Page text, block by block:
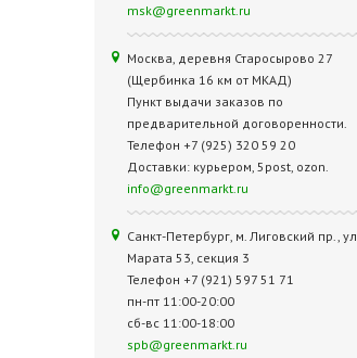
msk@greenmarkt.ru
Москва, деревня Старосырово 27
(Щербинка 16 км от МКАД)
Пункт выдачи заказов по
предварительной договоренности.
Телефон +7 (925) 320 59 20
Доставки: курьером, 5post, ozon.
info@greenmarkt.ru
Санкт-Петербург, м. Лиговский пр., ул.
Марата 53, секция 3
Телефон +7 (921) 597 51 71
пн-пт 11:00-20:00
сб-вс 11:00-18:00
spb@greenmarkt.ru